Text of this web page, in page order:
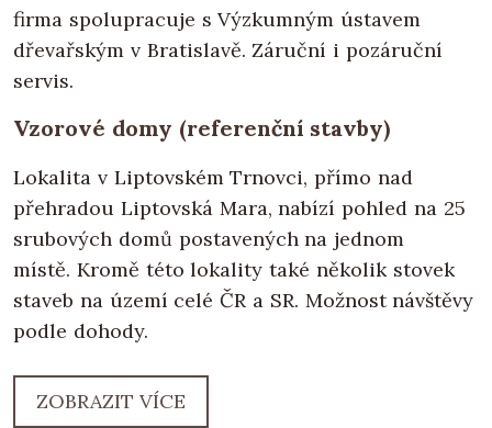
firma spolupracuje s Výzkumným ústavem
dřevařským v Bratislavě. Záruční i pozáruční
servis.
Vzorové domy (referenční stavby)
Lokalita v Liptovském Trnovci, přímo nad
přehradou Liptovská Mara, nabízí pohled na 25
srubových domů postavených na jednom
místě. Kromě této lokality také několik stovek
staveb na území celé ČR a SR. Možnost návštěvy
podle dohody.
ZOBRAZIT VÍCE